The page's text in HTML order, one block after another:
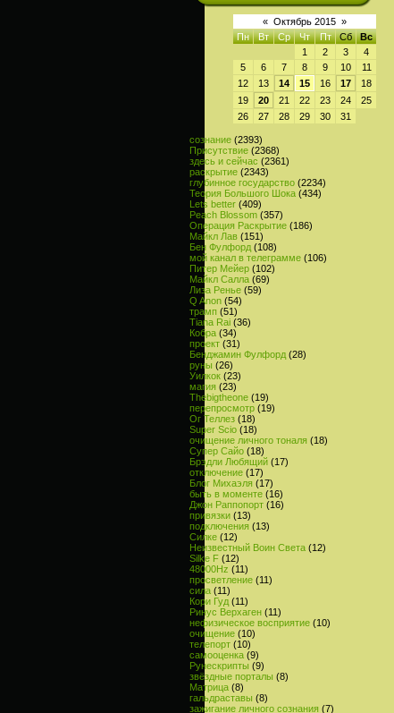
« Октябрь 2015 »
Пн
Вт Ср Чт Пт Сб
Вс
1
2 3
4
5
6 7 8 9 10
11
12
13 14 15 16 17
18
19
20 21 22 23 24
25
26
27 28 29 30 31
сознание (2393)
Присутствие (2368)
здесь и сейчас (2361)
раскрытие (2343)
глубинное государство (2234)
Теория Большого Шока (434)
Lets better (409)
Peach Blossom (357)
Операция Раскрытие (186)
Майкл Лав (151)
Бен Фулфорд (108)
мой канал в телеграмме (106)
Питер Мейер (102)
Майкл Салла (69)
Лиза Ренье (59)
Q Anon (54)
трамп (51)
Tiana Rai (36)
Кобра (34)
проект (31)
Бенджамин Фулфорд (28)
руны (26)
Уилкок (23)
магия (23)
Thebigtheone (19)
перепросмотр (19)
Ог Теллез (18)
Super Scio (18)
очищение личного тоналя (18)
Супер Сайо (18)
Брэдли Любящий (17)
отключение (17)
Блог Михаэля (17)
быть в моменте (16)
Джон Раппопорт (16)
привязки (13)
подключения (13)
Силке (12)
Неизвестный Воин Света (12)
Silke F (12)
48000Hz (11)
просветление (11)
сила (11)
Кори Гуд (11)
Ринус Верхаген (11)
нефизическое восприятие (10)
очищение (10)
телепорт (10)
самооценка (9)
Рунескрипты (9)
звёздные порталы (8)
Матрица (8)
гальдраставы (8)
зажигание личного сознания (7)